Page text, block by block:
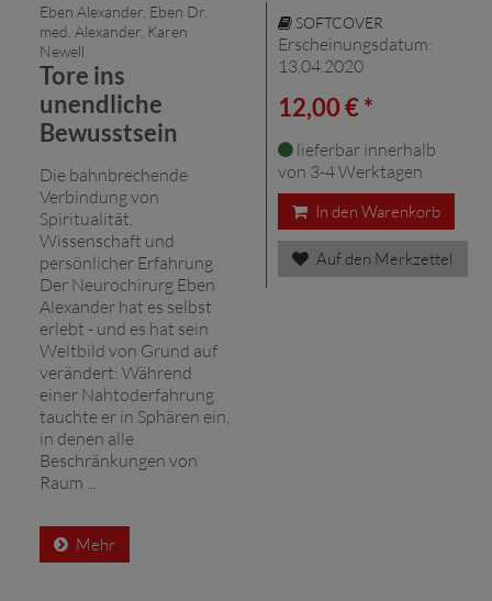
Eben Alexander, Eben Dr.
med. Alexander, Karen
Newell
Tore ins
unendliche
Bewusstsein
Die bahnbrechende
Verbindung von
Spiritualität,
Wissenschaft und
persönlicher Erfahrung
Der Neurochirurg Eben
Alexander hat es selbst
erlebt - und es hat sein
Weltbild von Grund auf
verändert: Während
einer Nahtoderfahrung
tauchte er in Sphären ein,
in denen alle
Beschränkungen von
Raum ...
Mehr
SOFTCOVER
Erscheinungsdatum:
13.04.2020
12,00 € *
lieferbar innerhalb
von 3-4 Werktagen
In den Warenkorb
Auf den Merkzettel